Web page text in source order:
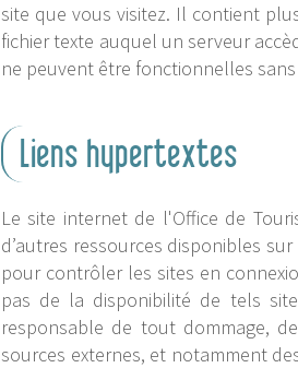
site que vous visitez. Il contient
fichier texte auquel un serveur
ne peuvent être fonctionnelles
Liens hypertextes
Le site internet de l'Office de
d’autres ressources disponibles
pour contrôler les sites en
pas de la disponibilité de tels
responsable de tout dommage,
sources externes, et notamment